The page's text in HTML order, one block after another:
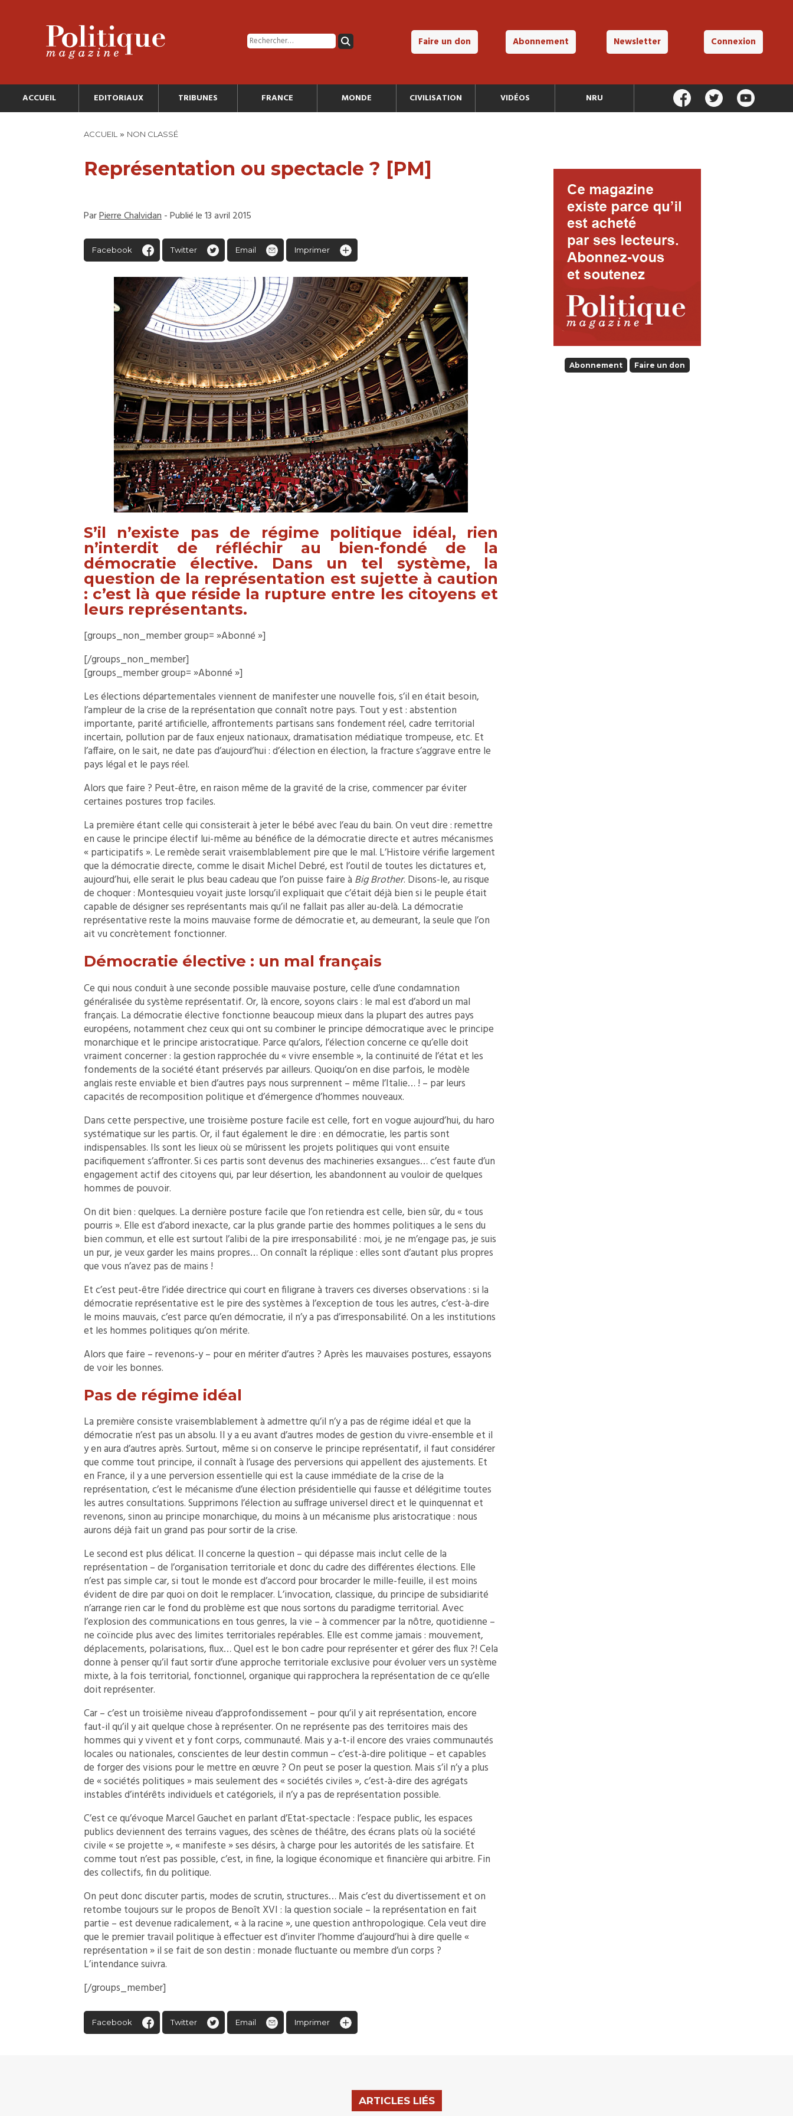
Faire un don Abonnement Newsletter Connexion
ACCUEIL EDITORIAUX TRIBUNES FRANCE MONDE CIVILISATION VIDÉOS NRU
ACCUEIL » NON CLASSÉ
Représentation ou spectacle ? [PM]
ParPierre Chalvidan- Publié le 13 avril 2015
Facebook Twitter Email Imprimer
S’il n’existe pas de régime politique idéal, rien
n’interdit de réfléchir au bien-fondé de la
démocratie élective. Dans un tel système, la
question de la représentation est sujette à caution
: c’est là que réside la rupture entre les citoyens et
leurs représentants.
[groups_non_member group= »Abonné »]
[/groups_non_member]
[groups_member group= »Abonné »]
Les élections départementales viennent de manifester une nouvelle fois, s’il en était besoin,
l’ampleur de la crise de la représentation que connaît notre pays. Tout y est : abstention
importante, parité artificielle, affrontements partisans sans fondement réel, cadre territorial
incertain, pollution par de faux enjeux nationaux, dramatisation médiatique trompeuse, etc. Et
l’affaire, on le sait, ne date pas d’aujourd’hui : d’élection en élection, la fracture s’aggrave entre le
pays légal et le pays réel.
Alors que faire ? Peut-être, en raison même de la gravité de la crise, commencer par éviter
certaines postures trop faciles.
La première étant celle qui consisterait à jeter le bébé avec l’eau du bain. On veut dire : remettre
en cause le principe électif lui-même au bénéfice de la démocratie directe et autres mécanismes
« participatifs ». Le remède serait vraisemblablement pire que le mal. L’Histoire vérifie largement
que la démocratie directe, comme le disait Michel Debré, est l’outil de toutes les dictatures et,
aujourd’hui, elle serait le plus beau cadeau que l’on puisse faire à Big Brother. Disons-le, au risque
de choquer : Montesquieu voyait juste lorsqu’il expliquait que c’était déjà bien si le peuple était
capable de désigner ses représentants mais qu’il ne fallait pas aller au-delà. La démocratie
représentative reste la moins mauvaise forme de démocratie et, au demeurant, la seule que l’on
ait vu concrètement fonctionner.
Démocratie élective : un mal français
Ce qui nous conduit à une seconde possible mauvaise posture, celle d’une condamnation
généralisée du système représentatif. Or, là encore, soyons clairs : le mal est d’abord un mal
français. La démocratie élective fonctionne beaucoup mieux dans la plupart des autres pays
européens, notamment chez ceux qui ont su combiner le principe démocratique avec le principe
monarchique et le principe aristocratique. Parce qu’alors, l’élection concerne ce qu’elle doit
vraiment concerner : la gestion rapprochée du « vivre ensemble », la continuité de l’état et les
fondements de la société étant préservés par ailleurs. Quoiqu’on en dise parfois, le modèle
anglais reste enviable et bien d’autres pays nous surprennent – même l’Italie… ! – par leurs
capacités de recomposition politique et d’émergence d’hommes nouveaux.
Dans cette perspective, une troisième posture facile est celle, fort en vogue aujourd’hui, du haro
systématique sur les partis. Or, il faut également le dire : en démocratie, les partis sont
indispensables. Ils sont les lieux où se mûrissent les projets politiques qui vont ensuite
pacifiquement s’affronter. Si ces partis sont devenus des machineries exsangues… c’est faute d’un
engagement actif des citoyens qui, par leur désertion, les abandonnent au vouloir de quelques
hommes de pouvoir.
On dit bien : quelques. La dernière posture facile que l’on retiendra est celle, bien sûr, du « tous
pourris ». Elle est d’abord inexacte, car la plus grande partie des hommes politiques a le sens du
bien commun, et elle est surtout l’alibi de la pire irresponsabilité : moi, je ne m’engage pas, je suis
un pur, je veux garder les mains propres… On connaît la réplique : elles sont d’autant plus propres
que vous n’avez pas de mains !
Et c’est peut-être l’idée directrice qui court en filigrane à travers ces diverses observations : si la
démocratie représentative est le pire des systèmes à l’exception de tous les autres, c’est-à-dire
le moins mauvais, c’est parce qu’en démocratie, il n’y a pas d’irresponsabilité. On a les institutions
et les hommes politiques qu’on mérite.
Alors que faire – revenons-y – pour en mériter d’autres ? Après les mauvaises postures, essayons
de voir les bonnes.
Pas de régime idéal
La première consiste vraisemblablement à admettre qu’il n’y a pas de régime idéal et que la
démocratie n’est pas un absolu. Il y a eu avant d’autres modes de gestion du vivre-ensemble et il
y en aura d’autres après. Surtout, même si on conserve le principe représentatif, il faut considérer
que comme tout principe, il connaît à l’usage des perversions qui appellent des ajustements. Et
en France, il y a une perversion essentielle qui est la cause immédiate de la crise de la
représentation, c’est le mécanisme d’une élection présidentielle qui fausse et délégitime toutes
les autres consultations. Supprimons l’élection au suffrage universel direct et le quinquennat et
revenons, sinon au principe monarchique, du moins à un mécanisme plus aristocratique : nous
aurons déjà fait un grand pas pour sortir de la crise.
Le second est plus délicat. Il concerne la question – qui dépasse mais inclut celle de la
représentation – de l’organisation territoriale et donc du cadre des différentes élections. Elle
n’est pas simple car, si tout le monde est d’accord pour brocarder le mille-feuille, il est moins
évident de dire par quoi on doit le remplacer. L’invocation, classique, du principe de subsidiarité
n’arrange rien car le fond du problème est que nous sortons du paradigme territorial. Avec
l’explosion des communications en tous genres, la vie – à commencer par la nôtre, quotidienne –
ne coïncide plus avec des limites territoriales repérables. Elle est comme jamais : mouvement,
déplacements, polarisations, flux… Quel est le bon cadre pour représenter et gérer des flux ?! Cela
donne à penser qu’il faut sortir d’une approche territoriale exclusive pour évoluer vers un système
mixte, à la fois territorial, fonctionnel, organique qui rapprochera la représentation de ce qu’elle
doit représenter.
Car – c’est un troisième niveau d’approfondissement – pour qu’il y ait représentation, encore
faut-il qu’il y ait quelque chose à représenter. On ne représente pas des territoires mais des
hommes qui y vivent et y font corps, communauté. Mais y a-t-il encore des vraies communautés
locales ou nationales, conscientes de leur destin commun – c’est-à-dire politique – et capables
de forger des visions pour le mettre en œuvre ? On peut se poser la question. Mais s’il n’y a plus
de « sociétés politiques » mais seulement des « sociétés civiles », c’est-à-dire des agrégats
instables d’intérêts individuels et catégoriels, il n’y a pas de représentation possible.
C’est ce qu’évoque Marcel Gauchet en parlant d’Etat-spectacle : l’espace public, les espaces
publics deviennent des terrains vagues, des scènes de théâtre, des écrans plats où la société
civile « se projette », « manifeste » ses désirs, à charge pour les autorités de les satisfaire. Et
comme tout n’est pas possible, c’est, in fine, la logique économique et financière qui arbitre. Fin
des collectifs, fin du politique.
On peut donc discuter partis, modes de scrutin, structures… Mais c’est du divertissement et on
retombe toujours sur le propos de Benoît XVI : la question sociale – la représentation en fait
partie – est devenue radicalement, « à la racine », une question anthropologique. Cela veut dire
que le premier travail politique à effectuer est d’inviter l’homme d’aujourd’hui à dire quelle «
représentation » il se fait de son destin : monade fluctuante ou membre d’un corps ?
L’intendance suivra.
[/groups_member]
Facebook Twitter Email Imprimer
Abonnement Faire un don
ARTICLES LIÉS